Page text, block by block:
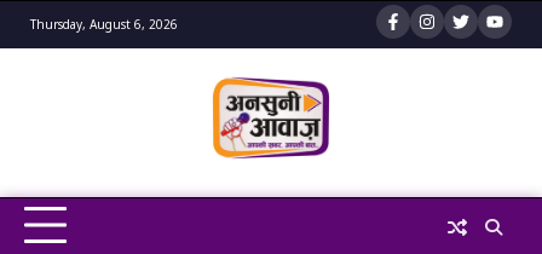
Skip
to
Thursday, August 6, 2026